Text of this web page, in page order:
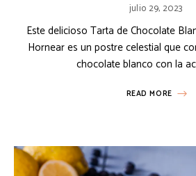
julio 29, 2023
Este delicioso Tarta de Chocolate
Hornear es un postre celestial que
chocolate blanco con la
READ MORE